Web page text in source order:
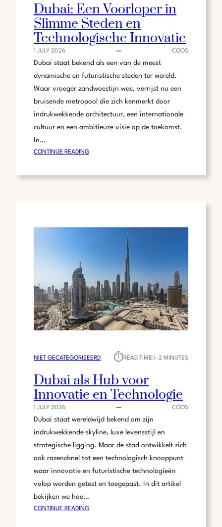
Dubai: Een Voorloper in
Slimme Steden en
Technologische Innovatie
1 JULY 2026 COOS
Dubai staat bekend als een van de meest
dynamische en futuristische steden ter wereld.
Waar vroeger zandwoestijn was, verrijst nu een
bruisende metropool die zich kenmerkt door
indrukwekkende architectuur, een internationale
cultuur en een ambitieuze visie op de toekomst.
In…
CONTINUE READING:
EN
NIET GECATEGORISEERD ⏱︎READ TIME:1–2 MINUTES
Dubai als Hub voor
Innovatie en Technologie
1 JULY 2026 COOS
Dubai staat wereldwijd bekend om zijn
indrukwekkende skyline, luxe levensstijl en
strategische ligging. Maar de stad ontwikkelt zich
ook razendsnel tot een technologisch knooppunt
waar innovatie en futuristische technologieën
volop worden getest en toegepast. In dit artikel
bekijken we hoe…
CONTINUE READING: